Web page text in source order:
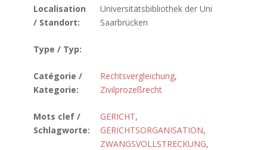
Localisation
/ Standort:
Universitätsbibliothek der Uni
Saarbrücken
Type / Typ:
Catégorie /
Kategorie:
Rechtsvergleichung,
Zivilprozeßrecht
Mots clef /
Schlagworte:
GERICHT,
GERICHTSORGANISATION,
ZWANGSVOLLSTRECKUNG,